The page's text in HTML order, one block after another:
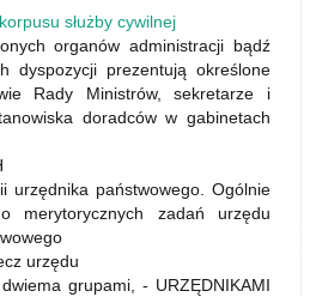
korpusu służby cywilnej
organów administracji bądź
dyspozycji prezentują określone
Rady Ministrów, sekretarze i
doradców w gabinetach
urzędnika państwowego. Ogólnie
merytorycznych zadań urzędu
urzędu
grupami, - URZĘDNIKAMI